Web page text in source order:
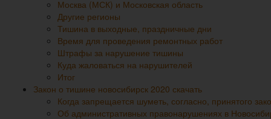
Москва (МСК) и Московская область
Другие регионы
Тишина в выходные, праздничные дни
Время для проведения ремонтных работ
Штрафы за нарушение тишины
Куда жаловаться на нарушителей
Итог
Закон о тишине новосибирск 2020 скачать
Когда запрещается шуметь, согласно, принятого
Об административных правонарушениях в